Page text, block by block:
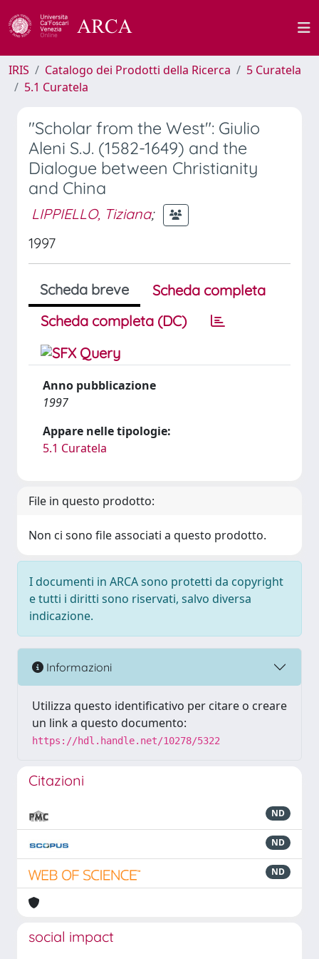
IRIS Catalogo dei Prodotti della Ricerca
5 Curatela
5.1 Curatela
"Scholar from the West": Giulio
Aleni S.J. (1582-1649) and the
Dialogue between Christianity
and China
LIPPIELLO, Tiziana;
1997
Scheda breve
Scheda completa
Scheda completa (DC)
Anno pubblicazione
1997
Appare nelle tipologie:
5.1 Curatela
File in questo prodotto:
Non ci sono file associati a questo prodotto.
I documenti in ARCA sono protetti da copyright
e tutti i diritti sono riservati, salvo diversa
indicazione.
Informazioni
Utilizza questo identificativo per citare o creare
un link a questo documento:
https://hdl.handle.net/10278/5322
Citazioni
ND
ND
ND
social impact